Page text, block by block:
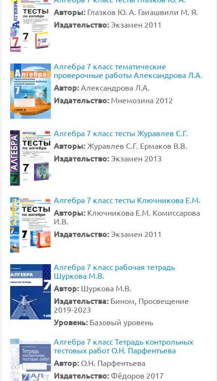
Авторы: Глазков Ю. А. Гаиашвили М. Я.
Издательство: Экзамен 2011
Алгебра 7 класс тематические
проверочные работы Александрова Л.А.
Автор: Александрова Л.А.
Издательство: Мнемозина 2012
Алгебра 7 класс тесты Журавлев С.Г.
Авторы: Журавлев С.Г. Ермаков В.В.
Издательство: Экзамен 2013
Алгебра 7 класс тесты Ключникова Е.М.
Авторы: Ключникова Е.М. Комиссарова
И.В.
Издательство: Экзамен 2011
Алгебра 7 класс рабочая тетрадь
Шуркова М.В.
Автор: Шуркова М.В.
Издательства: Бином, Просвещение
2019-2023
Уровень: Базовый уровень
Алгебра 7 класс Тетрадь контрольных
тестовых работ О.Н. Парфентьева
Автор: О.Н. Парфентьева
Издательство: Фёдоров 2017